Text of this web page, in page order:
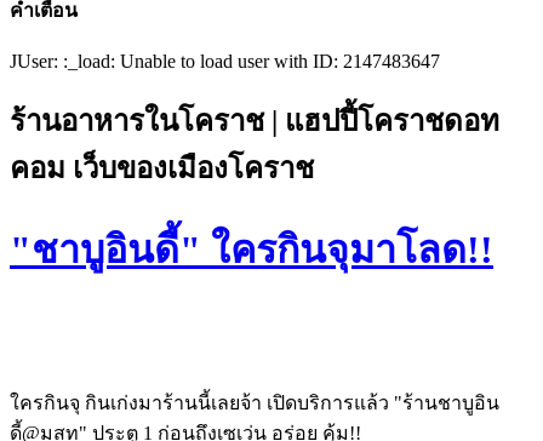
คำเตือน
JUser: :_load: Unable to load user with ID: 2147483647
ร้านอาหารในโคราช | แฮปปี้โคราชดอท
คอม เว็บของเมืองโคราช
"ชาบูอินดี้" ใครกินจุมาโลด!!
ใครกินจุ กินเก่งมาร้านนี้เลยจ้า เปิดบริการแล้ว "ร้านชาบูอิน
ดี้@มสท" ประตู 1 ก่อนถึงเซเว่น อร่อย คุ้ม!!